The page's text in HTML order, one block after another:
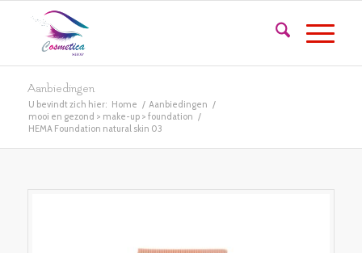
Aanbiedingen
U bevindt zich hier: Home / Aanbiedingen /
mooi en gezond > make-up > foundation /
HEMA Foundation natural skin 03